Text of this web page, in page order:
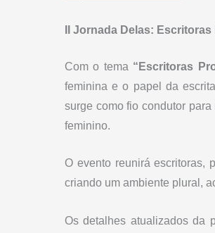
II Jornada Delas:
Com o tema “Escritoras
feminina e o papel da
surge como fio condutor
feminino.
O evento reunirá escritoras,
criando um ambiente plural,
Os detalhes atualizados da